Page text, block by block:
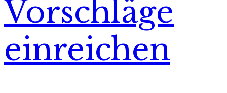
Vorschläge
einreichen